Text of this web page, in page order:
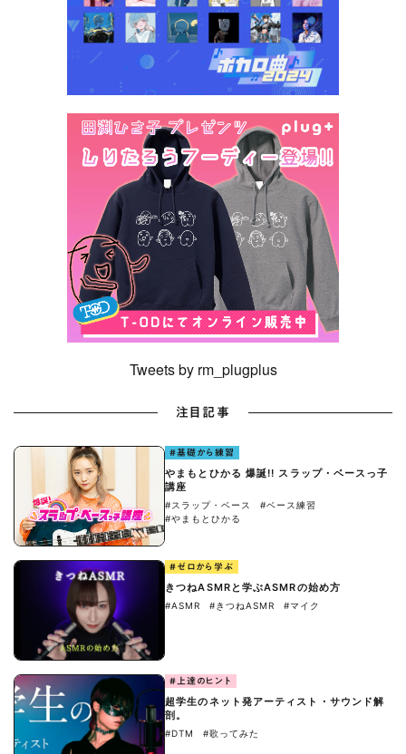
Tweets by rm_plugplus
注目記事
#基礎から練習
やまもとひかる 爆誕!! スラップ・ベースっ子
講座
#スラップ・ベース
#ベース練習
#やまもとひかる
#ゼロから学ぶ
きつねASMRと学ぶASMRの始め方
#ASMR #きつねASMR #マイク
#上達のヒント
超学生のネット発アーティスト・サウンド解
剖。
#DTM #歌ってみた